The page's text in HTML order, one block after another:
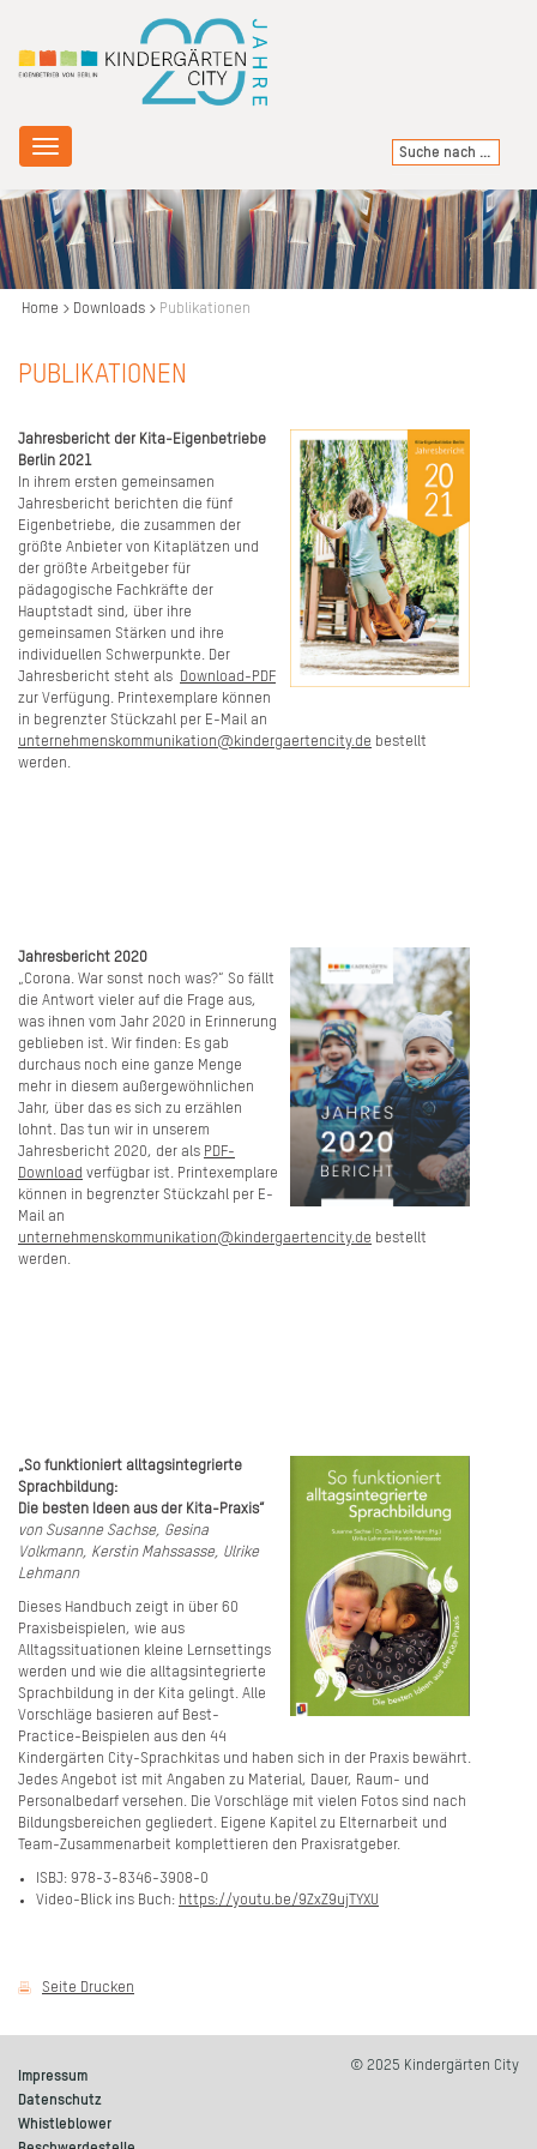
Toggle
navigation
Home Downloads Publikationen
PUBLIKATIONEN
Jahresbericht der Kita-Eigenbetriebe
Berlin 2021
In ihrem ersten gemeinsamen
Jahresbericht berichten die fünf
Eigenbetriebe, die zusammen der
größte Anbieter von Kitaplätzen und
der größte Arbeitgeber für
pädagogische Fachkräfte der
Hauptstadt sind, über ihre
gemeinsamen Stärken und ihre
individuellen Schwerpunkte. Der
Jahresbericht steht als Download-PDF
zur Verfügung. Printexemplare können
in begrenzter Stückzahl per E-Mail an
unternehmenskommunikation@kindergaertencity.de bestellt
werden.
Jahresbericht 2020
„Corona. War sonst noch was?“ So fällt
die Antwort vieler auf die Frage aus,
was ihnen vom Jahr 2020 in Erinnerung
geblieben ist. Wir finden: Es gab
durchaus noch eine ganze Menge
mehr in diesem außergewöhnlichen
Jahr, über das es sich zu erzählen
lohnt. Das tun wir in unserem
Jahresbericht 2020, der als PDF-
Download verfügbar ist. Printexemplare
können in begrenzter Stückzahl per E-
Mail an
unternehmenskommunikation@kindergaertencity.de bestellt
werden.
„So funktioniert alltagsintegrierte
Sprachbildung:
Die besten Ideen aus der Kita-Praxis“
von Susanne Sachse, Gesina
Volkmann, Kerstin Mahssasse, Ulrike
Lehmann
Dieses Handbuch zeigt in über 60
Praxisbeispielen, wie aus
Alltagssituationen kleine Lernsettings
werden und wie die alltagsintegrierte
Sprachbildung in der Kita gelingt. Alle
Vorschläge basieren auf Best-
Practice-Beispielen aus den 44
Kindergärten City-Sprachkitas und haben sich in der Praxis bewährt.
Jedes Angebot ist mit Angaben zu Material, Dauer, Raum- und
Personalbedarf versehen. Die Vorschläge mit vielen Fotos sind nach
Bildungsbereichen gegliedert. Eigene Kapitel zu Elternarbeit und
Team-Zusammenarbeit komplettieren den Praxisratgeber.
ISBJ: 978-3-8346-3908-0
Video-Blick ins Buch: https://youtu.be/9ZxZ9ujTYXU
Seite Drucken
Impressum
Datenschutz
Whistleblower
© 2025 Kindergärten City